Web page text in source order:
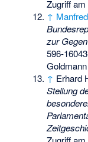
Zugriff
↑
zur
596-
↑ Erhard
Stellung